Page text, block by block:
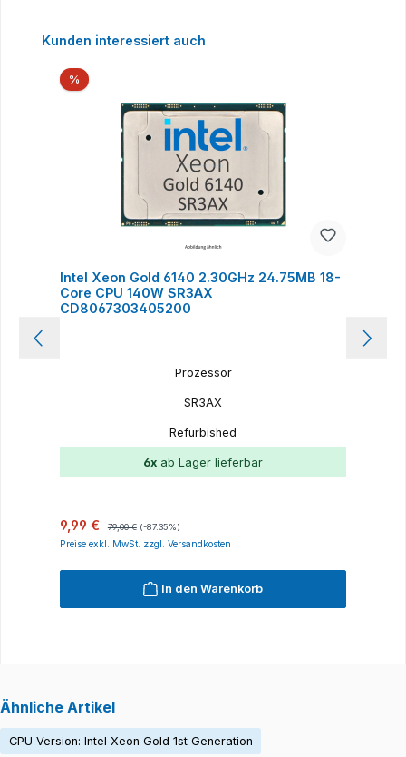
Produktgalerie überspringen
Kunden interessiert auch
%Rabatt
Intel Xeon Gold 6140 2.30GHz 24.75MB 18-
Core CPU 140W SR3AX
CD8067303405200
Prozessor
SR3AX
Refurbished
6x ab Lager lieferbar
Verkaufspreis:
9,99 € 79,00 € (-87.35%)
Preise exkl. MwSt. zzgl. Versandkosten
In den Warenkorb
Ähnliche Artikel
CPU Version: Intel Xeon Gold 1st Generation